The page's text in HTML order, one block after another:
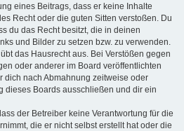
eines Beitrags, dass er keine Inhalte
Recht oder die guten Sitten verstoßen. Du
du das Recht besitzt, die in deinen
und Bilder zu setzen bzw. zu verwenden.
das Hausrecht aus. Bei Verstößen gegen
oder anderer im Board veröffentlichten
dich nach Abmahnung zeitweise oder
dieses Boards ausschließen und dir ein
der Betreiber keine Verantwortung für die
die er nicht selbst erstellt hat oder die